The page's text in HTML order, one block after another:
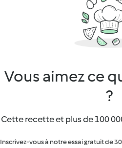
Vous aimez ce
?
Cette recette et plus de 100
Inscrivez-vous à notre essai gratuit de